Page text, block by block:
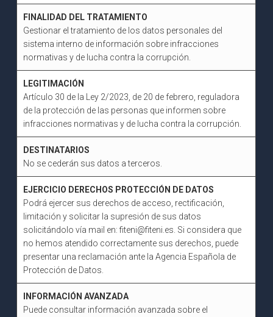
FINALIDAD DEL TRATAMIENTO
Gestionar el tratamiento de los datos personales del
sistema interno de información sobre infracciones
normativas y de lucha contra la corrupción.
LEGITIMACIÓN
Artículo 30 de la Ley 2/2023, de 20 de febrero, reguladora
de la protección de las personas que informen sobre
infracciones normativas y de lucha contra la corrupción.
DESTINATARIOS
No se cederán sus datos a terceros.
EJERCICIO DERECHOS PROTECCIÓN DE DATOS
Podrá ejercer sus derechos de acceso, rectificación,
limitación y solicitar la supresión de sus datos
solicitándolo vía mail en: fiteni@fiteni.es. Si considera que
no hemos atendido correctamente sus derechos, puede
presentar una reclamación ante la Agencia Española de
Protección de Datos.
INFORMACIÓN AVANZADA
Puede consultar información avanzada sobre el